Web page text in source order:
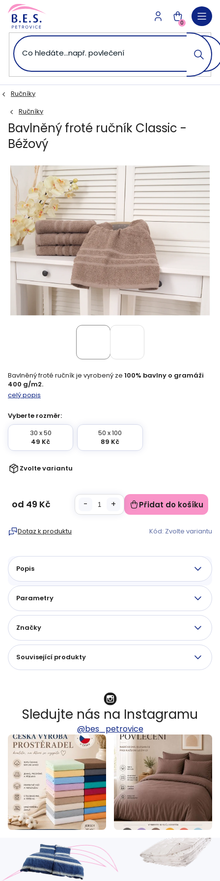
Přejít
obsah
NÁKUPNÍ
KOŠÍK
0
Ručníky
Ručníky
Bavlněný froté ručník Classic -
Béžový
Zvolte variantu
Vyberte rozměr:
30 x 50
49 Kč
50 x 100
89 Kč
Bavlněný froté ručník je vyrobený ze 100% bavlny o gramáži
400 g/m2.
celý popis
Dotaz k produktu Kód: Zvolte variantu
od 49 Kč Přidat do košíku
Popis
Parametry
Značky
Související produkty
Sledujte nás na Instagramu
@bes_petrovice